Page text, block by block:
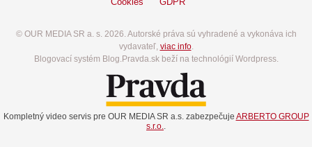
© OUR MEDIA SR a. s. 2026. Autorské práva sú vyhradené a vykonáva ich
vydavateľ, viac info.
Blogovací systém Blog.Pravda.sk beží na technológií Wordpress.
Kompletný video servis pre OUR MEDIA SR a.s. zabezpečuje ARBERTO GROUP
s.r.o.